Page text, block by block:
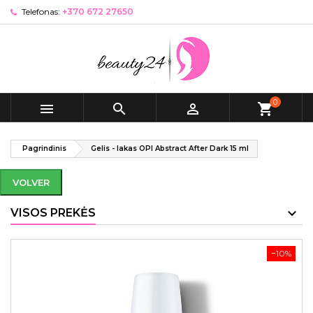
Telefonas: +370 672 27650
   shopping_cart0
Pagrindinis Gelis - lakas OPI Abstract After Dark 15 ml
VOLVER
VISOS PREKĖS
−10%